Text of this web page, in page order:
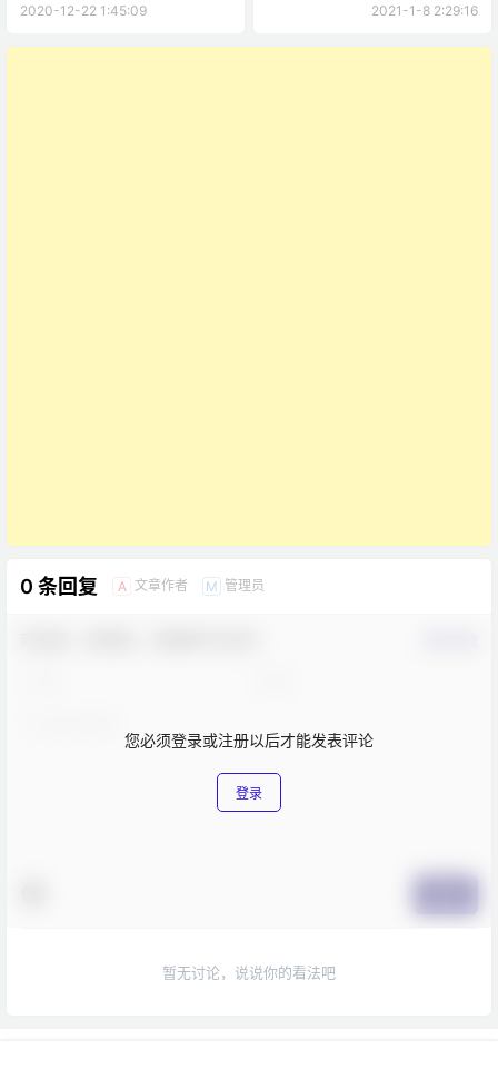
2020-12-22 1:45:09 2021-1-8 2:29:16
0 条回复 A 文章作者 M 管理员
您必须登录或注册以后才能发表评论
登录
暂无讨论，说说你的看法吧